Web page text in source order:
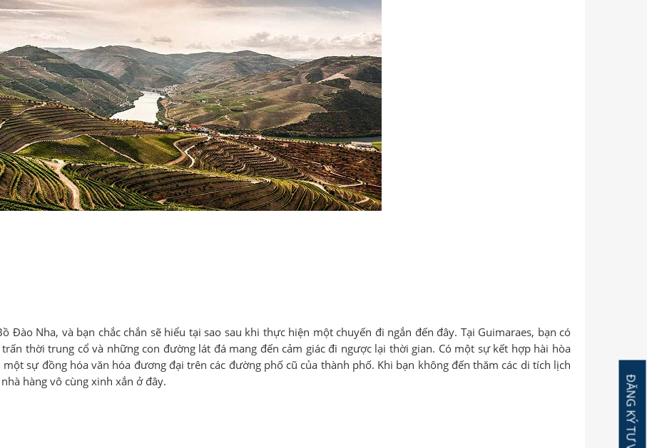
Đào Nha, và bạn chắc chắn sẽ hiểu tại sao sau khi thực hiện một chuyến đi ngắn đến đây. Tại Guimaraes, bạn có
thời trung cổ và những con đường lát đá mang đến cảm giác đi ngược lại thời gian. Có một sự kết hợp hài hòa
sự đồng hóa văn hóa đương đại trên các đường phố cũ của thành phố. Khi bạn không đến thăm các di tích lịch
hàng vô cùng xinh xắn ở đây.